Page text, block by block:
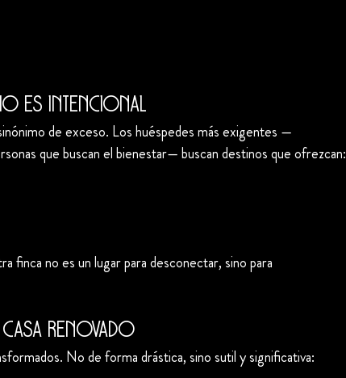
es intencional
de exceso. Los huéspedes más exigentes —
que buscan el bienestar— buscan destinos que ofrezcan:
finca no es un lugar para desconectar, sino para
casa renovado
No de forma drástica, sino sutil y significativa: